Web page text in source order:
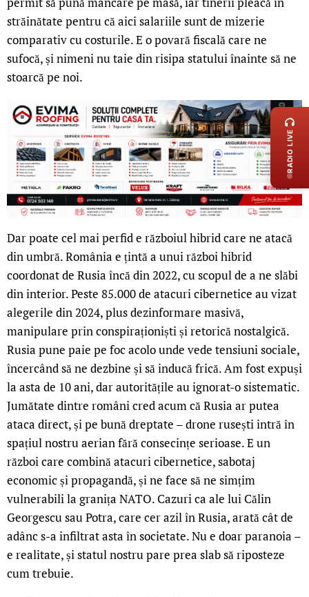
străinătate pentru că aici salariile sunt de mizerie
comparativ cu costurile. E o povară fiscală care ne
sufocă, și nimeni nu taie din risipa statului înainte să ne
stoarcă pe noi.
Dar poate cel mai perfid e războiul hibrid care ne atacă
din umbră. România e țintă a unui război hibrid
coordonat de Rusia încă din 2022, cu scopul de a ne slăbi
din interior. Peste 85.000 de atacuri cibernetice au vizat
alegerile din 2024, plus dezinformare masivă,
manipulare prin conspiraționiști și retorică nostalgică.
Rusia pune paie pe foc acolo unde vede tensiuni sociale,
încercând să ne dezbine și să inducă frică. Am fost expuși
la asta de 10 ani, dar autoritățile au ignorat-o sistematic.
Jumătate dintre români cred acum că Rusia ar putea
ataca direct, și pe bună dreptate – drone rusești intră în
spațiul nostru aerian fără consecințe serioase. E un
război care combină atacuri cibernetice, sabotaj
economic și propagandă, și ne face să ne simțim
vulnerabili la granița NATO. Cazuri ca ale lui Călin
Georgescu sau Potra, care cer azil în Rusia, arată cât de
adânc s-a infiltrat asta în societate. Nu e doar paranoia –
e realitate, și statul nostru pare prea slab să riposteze
cum trebuie.
RADIO LIVE